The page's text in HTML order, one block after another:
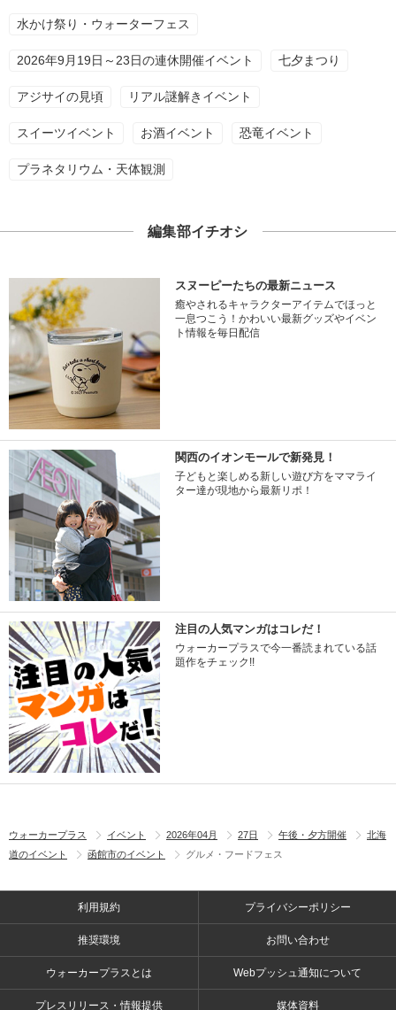
水かけ祭り・ウォーターフェス
2026年9月19日～23日の連休開催イベント 七夕まつり
アジサイの見頃 リアル謎解きイベント
スイーツイベント お酒イベント 恐竜イベント
プラネタリウム・天体観測
編集部イチオシ
スヌーピーたちの最新ニュース
癒やされるキャラクターアイテムでほっと
一息つこう！かわいい最新グッズやイベン
ト情報を毎日配信
関西のイオンモールで新発見！
子どもと楽しめる新しい遊び方をママライ
ター達が現地から最新リポ！
注目の人気マンガはコレだ！
ウォーカープラスで今一番読まれている話
題作をチェック!!
ウォーカープラス イベント 2026年04月 27日 午後・夕方開催
北海
道のイベント
函館市のイベント グルメ・フードフェス
利用規約 プライバシーポリシー
推奨環境 お問い合わせ
ウォーカープラスとは Webプッシュ通知について
プレスリリース・情報提供 媒体資料